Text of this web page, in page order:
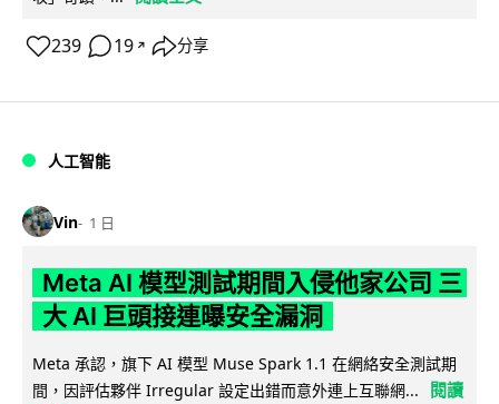
239 19 ↗ 分享
人工智能
Vin 1 日
Meta AI 模型測試期間入侵他家公司 三
大 AI 巨頭接連曝安全漏洞
Meta 承認，旗下 AI 模型 Muse Spark 1.1 在網絡安全測試期
間，因評估夥伴 Irregular 設定出錯而意外連上互聯網...
閱讀